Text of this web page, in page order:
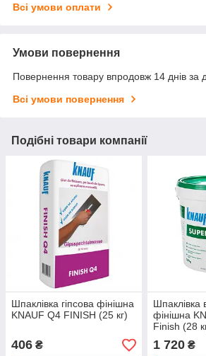
Всі умови оплати
Умови повернення
Повернення товару впродовж 14 днів за
Всі умови повернення
Подібні товари компанії
Шпаклівка гіпсова фінішна
KNAUF Q4 FINISH (25 кг)
406 ₴
Шпаклівка
фінішна
Finish (28
1 720₴